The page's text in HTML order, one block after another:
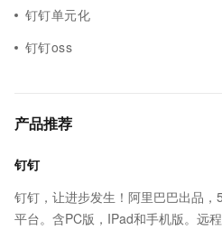
钉钉单元化
钉钉oss
产品推荐
钉钉
钉钉，让进步发生！阿里巴巴出品
平台。含PC版，IPad和手机版。远